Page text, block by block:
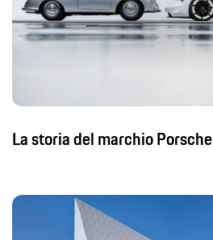
La storia del marchio Porsche